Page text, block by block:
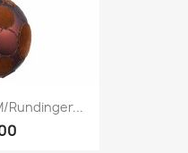
rundinger...